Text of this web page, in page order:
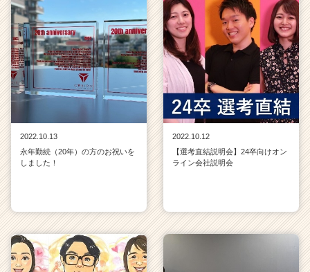
2022.10.13
永年勤続（20年）の方のお祝いを
しました！
2022.10.12
【選考直結説明会】24卒向けオン
ライン会社説明会